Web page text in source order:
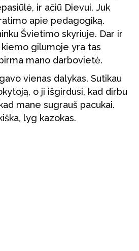
ir ačiū Dievui. Juk
apie pedagogiką.
Švietimo skyriuje. Dar ir
gilumoje yra tas
mano darbovietė.
vienas dalykas. Sutikau
o ji išgirdusi, kad dirbu
mane sugrauš pacukai.
lyg kazokas.